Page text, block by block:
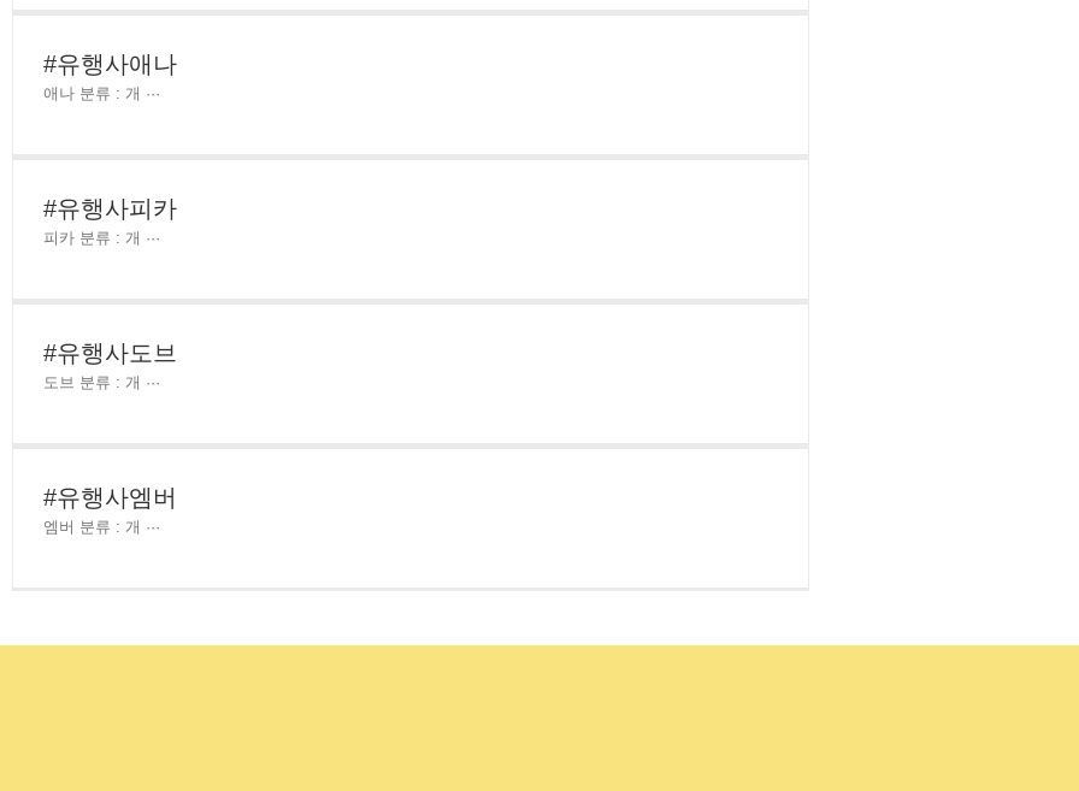
#유행사애나
애나 분류 : 개 ···
#유행사피카
피카 분류 : 개 ···
#유행사도브
도브 분류 : 개 ···
#유행사엠버
엠버 분류 : 개 ···